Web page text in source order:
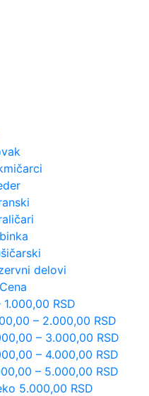
delovi
1.000,00 RSD
– 2.000,00 RSD
– 3.000,00 RSD
– 4.000,00 RSD
– 5.000,00 RSD
5.000,00 RSD